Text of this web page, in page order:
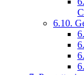
6.10.